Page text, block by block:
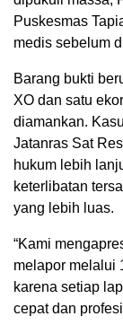
Puskesmas
medis sebelum
Barang bukti
XO dan satu
diamankan.
Jatanras Sat
hukum lebih
keterlibatan
yang lebih luas.
“Kami
melapor melalui
karena setiap
cepat dan